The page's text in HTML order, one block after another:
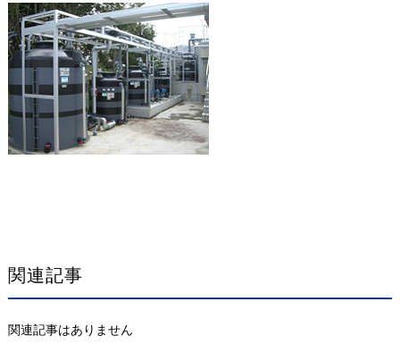
関連記事
関連記事はありません